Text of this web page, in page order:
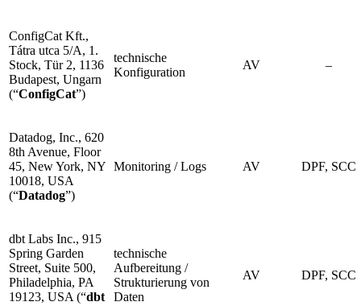
ConfigCat Kft.,
Tátra utca 5/A, 1.
Stock, Tür 2, 1136
Budapest, Ungarn
(“ConfigCat”)
technische
Konfiguration
AV –
Datadog, Inc., 620
8th Avenue, Floor
45, New York, NY
10018, USA
(“Datadog”)
Monitoring / Logs AV DPF, SCC
dbt Labs Inc., 915
Spring Garden
Street, Suite 500,
Philadelphia, PA
19123, USA (“dbt
technische
Aufbereitung /
Strukturierung von
Daten
AV DPF, SCC